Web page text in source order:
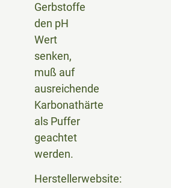
Gerbstoffe
den pH
Wert
senken,
muß auf
ausreichende
Karbonathärte
als Puffer
geachtet
werden.
Herstellerwebsite: